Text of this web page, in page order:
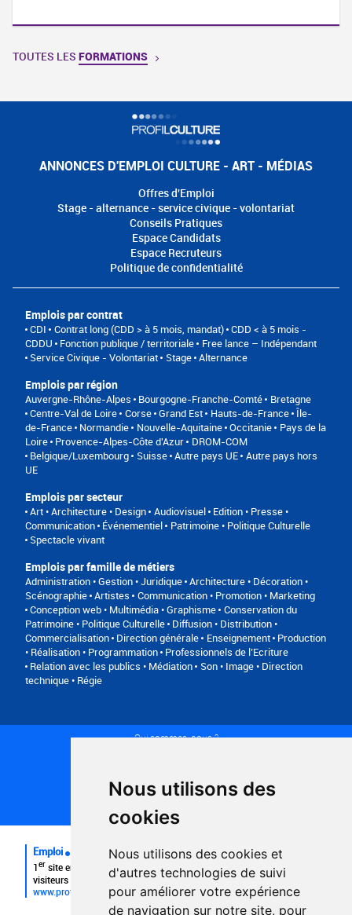
Nous utilisons des
cookies
Nous utilisons des cookies et
d'autres technologies de suivi
pour améliorer votre expérience
de navigation sur notre site, pour
TOUTES LES FORMATIONS
ANNONCES D'EMPLOI CULTURE - ART - MÉDIAS
Offres d'Emploi
Stage - alternance - service civique - volontariat
Conseils Pratiques
Espace Candidats
Espace Recruteurs
Politique de confidentialité
Emplois par contrat
CDI Contrat long (CDD > à 5 mois, mandat) CDD < à 5 mois -
CDDU
Fonction publique / territoriale
Free lance – Indépendant
Service Civique - Volontariat
Stage Alternance
Emplois par région
Auvergne-Rhône-Alpes Bourgogne-Franche-Comté
Bretagne
Centre-Val de Loire Corse Grand Est Hauts-de-France Île-
de-France Normandie Nouvelle-Aquitaine Occitanie
Pays de la
Loire Provence-Alpes-Côte d'Azur
DROM-COM
Belgique/Luxembourg
Suisse Autre pays UE Autre pays hors
UE
Emplois par secteur
Art • Architecture • Design Audiovisuel Edition • Presse •
Communication Événementiel
Patrimoine • Politique Culturelle
Spectacle vivant
Emplois par famille de métiers
Administration • Gestion • Juridique Architecture • Décoration •
Scénographie Artistes
Communication • Promotion • Marketing
Conception web • Multimédia • Graphisme Conservation du
Patrimoine • Politique Culturelle Diffusion • Distribution •
Commercialisation Direction générale Enseignement Production
• Réalisation • Programmation Professionnels de l’Ecriture
Relation avec les publics • Médiation
Son • Image • Direction
technique • Régie
Qui sommes-nous ?
Plan du site
FAQ recruteurs
FAQ
Emploi
1er site emploi du secteur culturel 784.000 visites et 230.000
visiteurs uniques par mois.
www.profilculture.com